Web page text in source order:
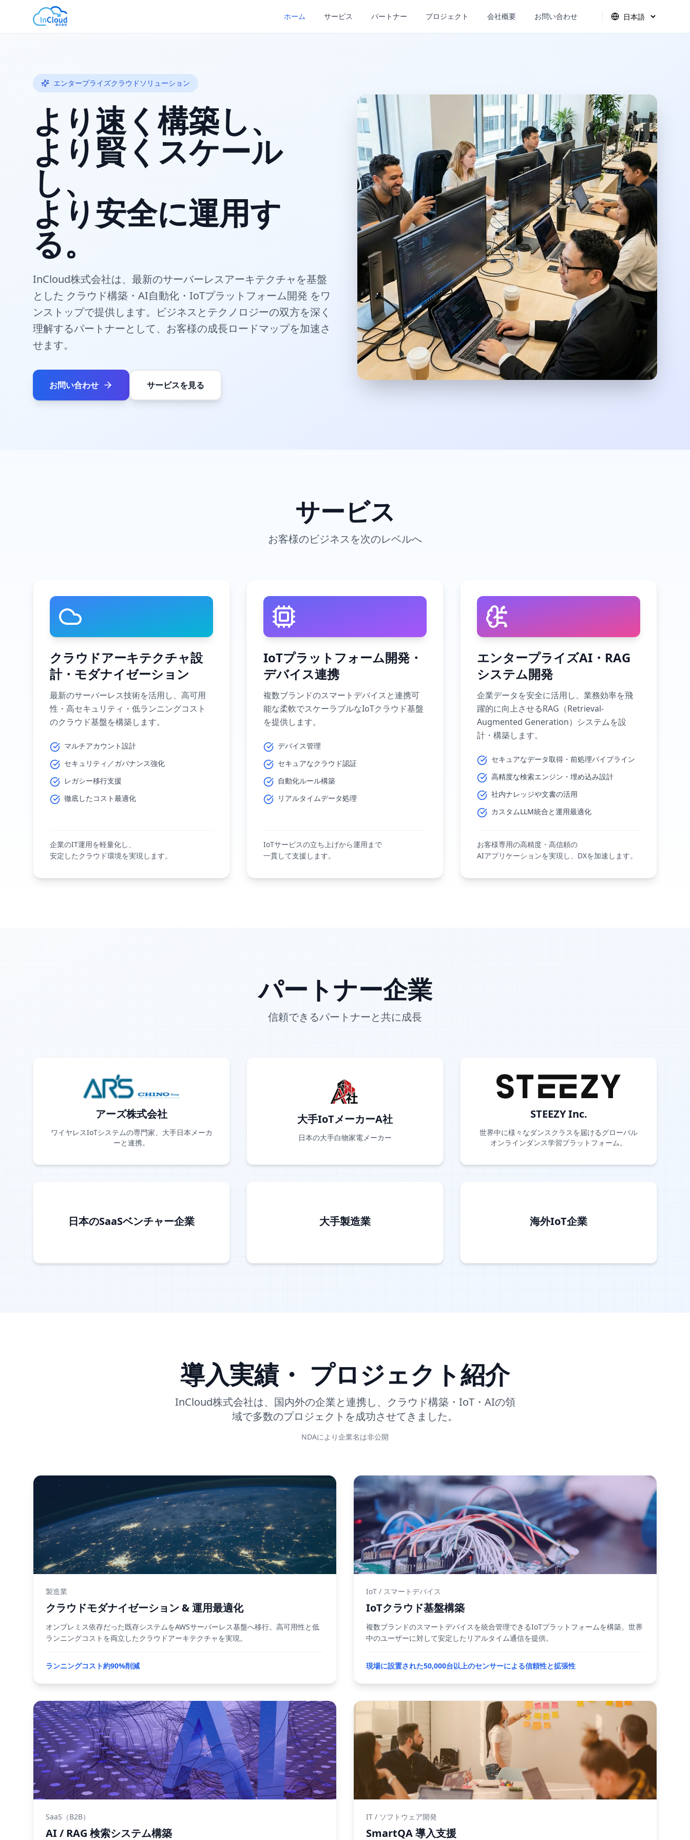
ホーム サービス パートナー プロジェクト 会社概要 お問い合わせ
エンタープライズクラウドソリューション
より速く構築し、
より賢くスケール
し、
より安全に運用す
る。
InCloud株式会社は、最新のサーバーレスアーキテクチャを基盤
とした クラウド構築・AI自動化・IoTプラットフォーム開発 をワ
ンストップで提供します。ビジネスとテクノロジーの双方を深く
理解するパートナーとして、お客様の成長ロードマップを加速さ
せます。
お問い合わせ サービスを見る
サービス
お客様のビジネスを次のレベルへ
クラウドアーキテクチャ設
計・モダナイゼーション
最新のサーバーレス技術を活用し、高可用
性・高セキュリティ・低ランニングコスト
のクラウド基盤を構築します。
マルチアカウント設計
セキュリティ／ガバナンス強化
レガシー移行支援
徹底したコスト最適化
企業のIT運用を軽量化し、
安定したクラウド環境を実現します。
IoTプラットフォーム開発・
デバイス連携
複数ブランドのスマートデバイスと連携可
能な柔軟でスケーラブルなIoTクラウド基盤
を提供します。
デバイス管理
セキュアなクラウド認証
自動化ルール構築
リアルタイムデータ処理
IoTサービスの立ち上げから運用まで
一貫して支援します。
エンタープライズAI・RAG
システム開発
企業データを安全に活用し、業務効率を飛
躍的に向上させるRAG（Retrieval-
Augmented Generation）システムを設
計・構築します。
セキュアなデータ取得・前処理パイプライン
高精度な検索エンジン・埋め込み設計
社内ナレッジや文書の活用
カスタムLLM統合と運用最適化
お客様専用の高精度・高信頼の
AIアプリケーションを実現し、DXを加速します。
パートナー企業
信頼できるパートナーと共に成長
アーズ株式会社
ワイヤレスIoTシステムの専門家、大手日本メーカ
ーと連携。
大手IoTメーカーA社
日本の大手白物家電メーカー
STEEZY Inc.
世界中に様々なダンスクラスを届けるグローバル
オンラインダンス学習プラットフォーム。
日本のSaaSベンチャー企業 大手製造業 海外IoT企業
導入実績・ プロジェクト紹介
InCloud株式会社は、国内外の企業と連携し、クラウド構築・IoT・AIの領
域で多数のプロジェクトを成功させてきました。
NDAにより企業名は非公開
製造業
クラウドモダナイゼーション & 運用最適化
オンプレミス依存だった既存システムをAWSサーバーレス基盤へ移行。高可用性と低
ランニングコストを両立したクラウドアーキテクチャを実現。
ランニングコスト約90%削減
IoT / スマートデバイス
IoTクラウド基盤構築
複数ブランドのスマートデバイスを統合管理できるIoTプラットフォームを構築。世界
中のユーザーに対して安定したリアルタイム通信を提供。
現場に設置された50,000台以上のセンサーによる信頼性と拡張性
SaaS（B2B）
AI / RAG 検索システム構築
IT / ソフトウェア開発
SmartQA 導入支援